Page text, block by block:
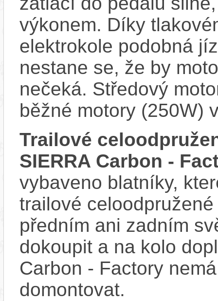
výkonem. Díky
elektrokole podobná
nestane se, že by
nečeká. Středový
běžné motory (250W)
Trailové
SIERRA Carbon -
vybaveno blatníky,
trailové
předním ani zadním
dokoupit a na kolo
Carbon - Factory
domontovat.